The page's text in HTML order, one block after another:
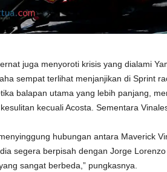
juga menyoroti krisis yang dialami
sempat terlihat menjanjikan di Sprint
balapan utama yang lebih panjang,
kecuali Acosta. Sementara
hubungan antara Maverick
segera berpisah dengan Jorge
sangat berbeda,” pungkasnya.